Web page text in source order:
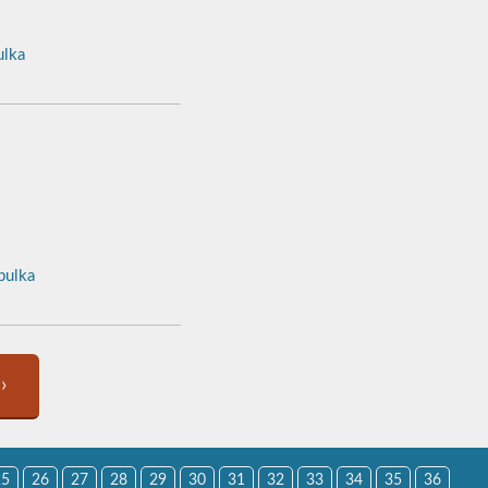
26 27 28 29 30 31 32 33 34 35 36